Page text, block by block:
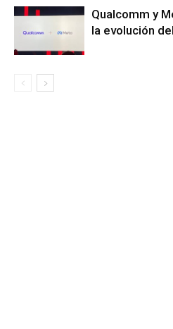
Qualcomm y
la evolución